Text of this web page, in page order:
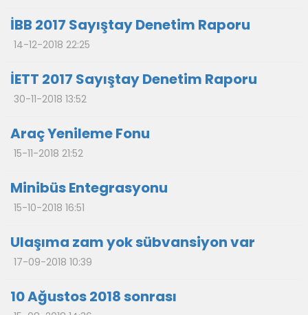
İBB 2017 Sayıştay Denetim Raporu
14-12-2018 22:25
İETT 2017 Sayıştay Denetim Raporu
30-11-2018 13:52
Araç Yenileme Fonu
15-11-2018 21:52
Minibüs Entegrasyonu
15-10-2018 16:51
Ulaşıma zam yok sübvansiyon var
17-09-2018 10:39
10 Ağustos 2018 sonrası